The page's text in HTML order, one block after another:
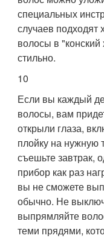
специальных
случаев подходят
волосы в "конский
стильно.
10
Если вы каждый
волосы, вам
открыли глаза,
плойку на нужную
съешьте завтрак,
прибор как раз
вы не сможете
обычно. Не
выпрямляйте
теми прядями,